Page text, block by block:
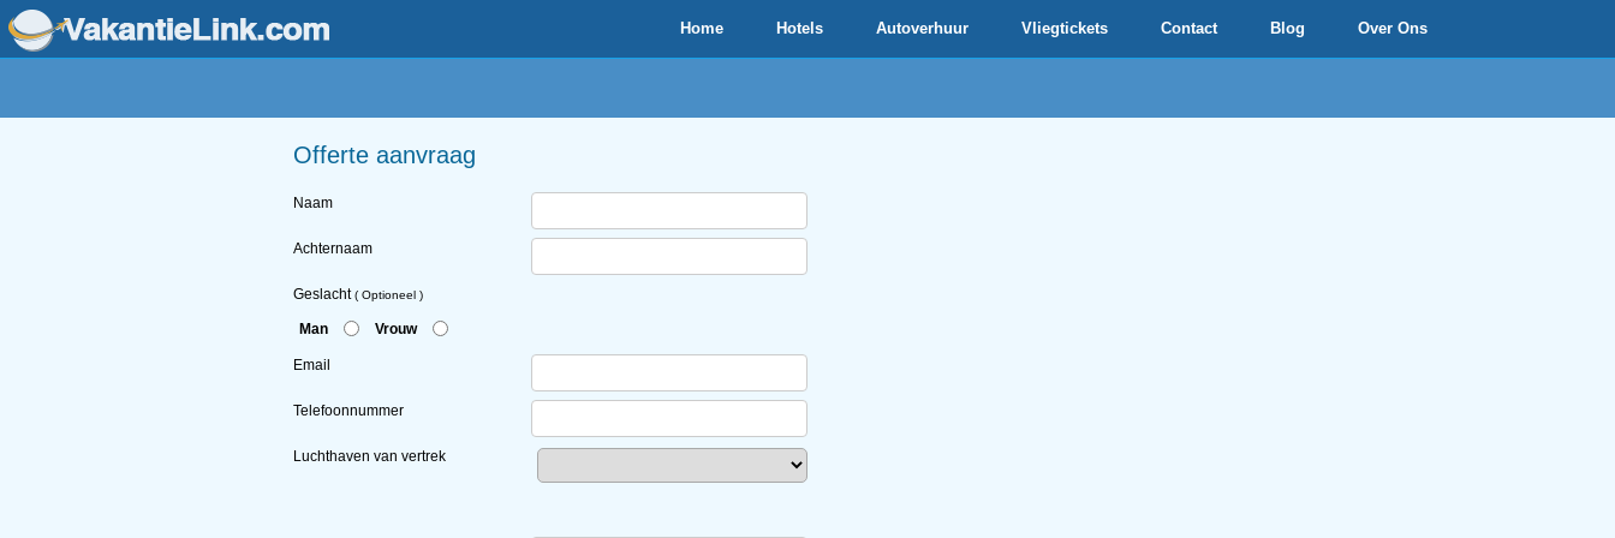
Home Hotels Autoverhuur Vliegtickets Contact Blog Over Ons
Offerte aanvraag
Naam
Achternaam
Geslacht( Optioneel )
Man Vrouw
Email
Telefoonnummer
Luchthaven van vertrek